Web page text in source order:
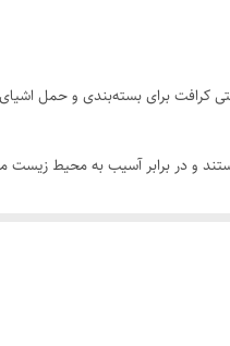
سایز از ساک دستی کرافت برای
هستند و در برابر آسیب به